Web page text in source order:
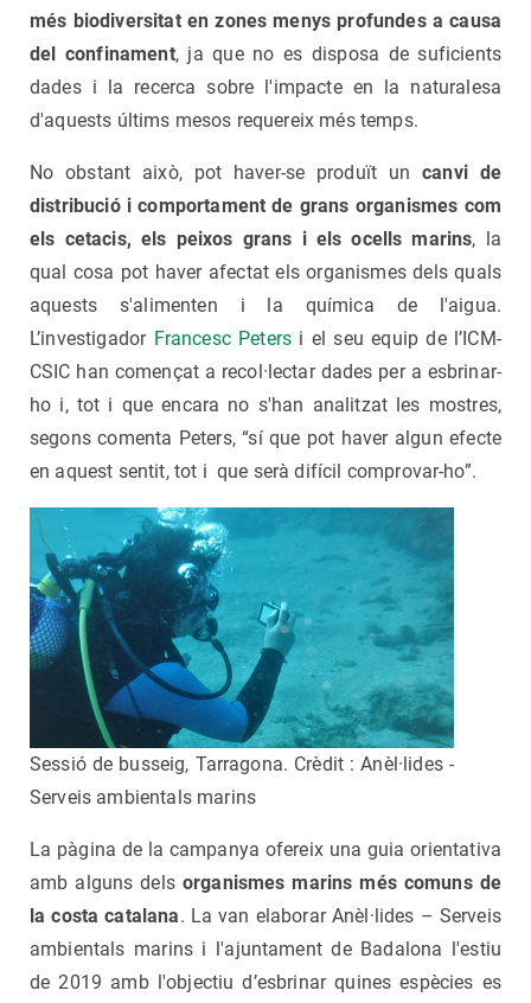
més biodiversitat en zones menys profundes a causa
del confinament, ja que no es disposa de suficients
dades i la recerca sobre l'impacte en la naturalesa
d'aquests últims mesos requereix més temps.
No obstant això, pot haver-se produït un canvi de
distribució i comportament de grans organismes com
els cetacis, els peixos grans i els ocells marins, la
qual cosa pot haver afectat els organismes dels quals
aquests s'alimenten i la química de l'aigua.
L’investigador Francesc Peters i el seu equip de l’ICM-
CSIC han començat a recol·lectar dades per a esbrinar-
ho i, tot i que encara no s'han analitzat les mostres,
segons comenta Peters, “sí que pot haver algun efecte
en aquest sentit, tot i que serà difícil comprovar-ho”.
Sessió de busseig, Tarragona. Crèdit : Anèl·lides -
Serveis ambientals marins
La pàgina de la campanya ofereix una guia orientativa
amb alguns dels organismes marins més comuns de
la costa catalana. La van elaborar Anèl·lides – Serveis
ambientals marins i l'ajuntament de Badalona l'estiu
de 2019 amb l'objectiu d’esbrinar quines espècies es